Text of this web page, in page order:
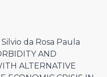
Silvio da Rosa Paula
AND
ALTERNATIVE